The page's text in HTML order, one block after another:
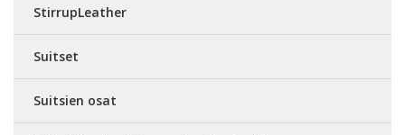
StirrupLeather
Suitset
Suitsien osat